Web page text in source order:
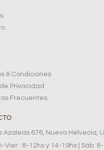
& Condiciones
Privacidad
Frecuentes
Azaleas 676, Nueva Helvecia,
Vier : 8-12hs y 14-19hs | Sáb: